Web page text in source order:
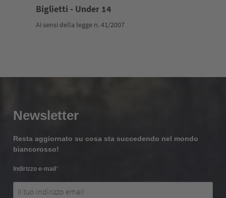
Biglietti - Under 14
Ai sensi della legge n. 41/2007
Newsletter
Resta aggiornato su cosa sta succedendo nel mondo
biancorosso!
Indirizzo e-mail